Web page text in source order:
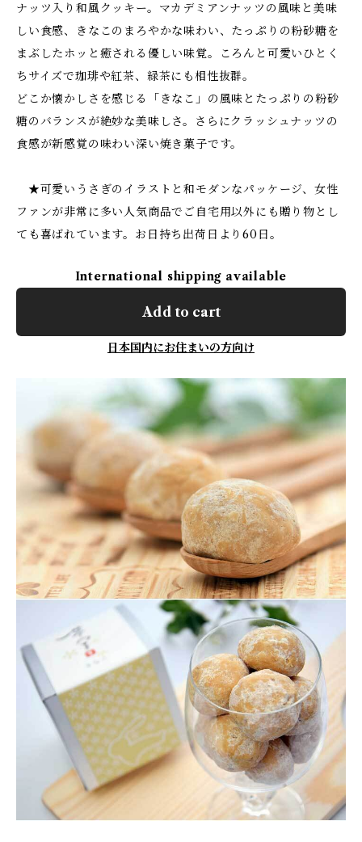
ナッツ入り和風クッキー。マカデミアンナッツの風味と美味
しい食感、きなこのまろやかな味わい、たっぷりの粉砂糖を
まぶしたホッと癒される優しい味覚。ころんと可愛いひとく
ちサイズで珈琲や紅茶、緑茶にも相性抜群。
どこか懐かしさを感じる「きなこ」の風味とたっぷりの粉砂
糖のバランスが絶妙な美味しさ。さらにクラッシュナッツの
食感が新感覚の味わい深い焼き菓子です。
★可愛いうさぎのイラストと和モダンなパッケージ、女性
ファンが非常に多い人気商品でご自宅用以外にも贈り物とし
ても喜ばれています。お日持ち出荷日より60日。
International shipping available
Add to cart
日本国内にお住まいの方向け